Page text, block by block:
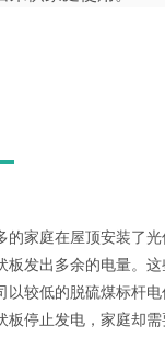
的家庭在屋顶安装了
板发出多余的电量。这
以较低的脱硫煤标杆
板停止发电，家庭却